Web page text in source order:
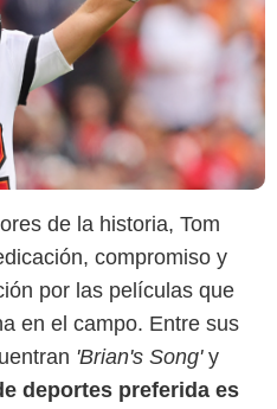
de la historia, Tom
compromiso y
por las películas que
en el campo. Entre sus
'Brian's Song'y
deportes preferida es